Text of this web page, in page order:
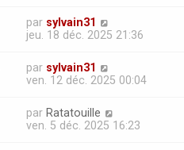
par sylvain31
jeu. 18 déc. 2025 21:36
par sylvain31
ven. 12 déc. 2025 00:04
par Ratatouille
ven. 5 déc. 2025 16:23